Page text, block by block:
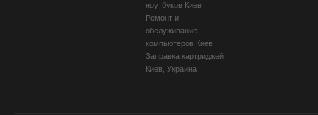
ноутбуков Киев
Ремонт и
обслуживание
компьютеров Киев
Заправка картриджей
Киев, Украина